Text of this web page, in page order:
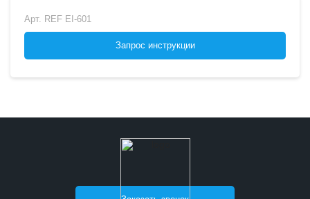
Арт. REF EI-601
Запрос инструкции